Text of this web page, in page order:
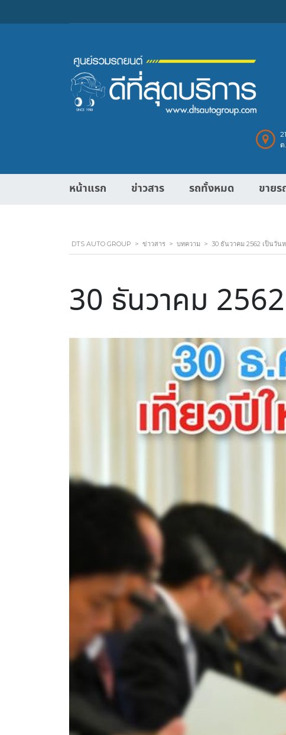
ต
หน้าแรก ข่าวสาร รถทั้งหมด ขาย
DTS AUTO GROUP > ข่าวสาร > บทความ > 30 ธันวาคม 2562 เป็นวัน
30 ธันวาคม